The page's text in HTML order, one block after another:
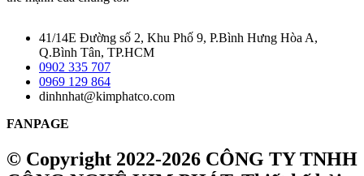
41/14E Đường số 2, Khu Phố 9, P.Bình Hưng Hòa A,
Q.Bình Tân, TP.HCM
0902 335 707
0969 129 864
dinhnhat@kimphatco.com
FANPAGE
© Copyright 2022-2026 CÔNG TY TNHH